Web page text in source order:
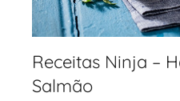
Receitas Ninja –
Salmão